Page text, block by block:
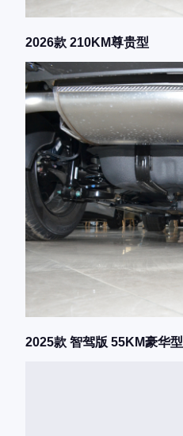
2026款 210KM尊贵型
2025款 智驾版 55KM豪华型